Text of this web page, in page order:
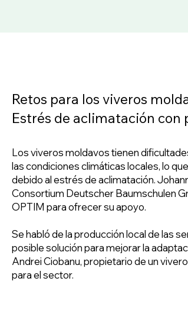
Retos para los viveros
Estrés de aclimatación
Los viveros moldavos tienen
las condiciones climáticas locales, lo
debido al estrés de aclimatación.
Consortium Deutscher Baumschulen
OPTIM para ofrecer su apoyo.
Se habló de la producción local de las
posible solución para mejorar la
Andrei Ciobanu, propietario de un
para el sector.